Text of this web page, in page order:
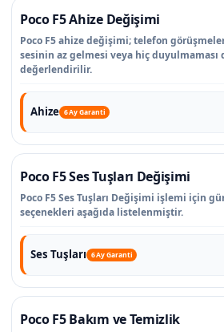
Poco F5 Ahize Değişimi
Poco F5 ahize değişimi; telefon
sesinin az gelmesi veya hiç duyulmaması
değerlendirilir.
Ahize 6 Ay Garanti
Poco F5 Ses Tuşları Değişimi
Poco F5 Ses Tuşları Değişimi işlemi için
seçenekleri aşağıda listelenmiştir.
Ses Tuşları 6 Ay Garanti
Poco F5 Bakım ve Temizlik